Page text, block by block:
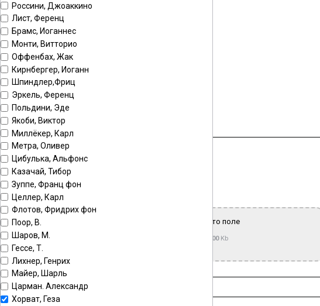
Россини, Джоаккино
Лист, Ференц
Брамс, Иоганнес
Монти, Витторио
Оффенбах, Жак
Кирнбергер, Иоганн
Шпиндлер,Фриц
Эркель, Ференц
Польдини, Эде
Якоби, Виктор
Миллёкер, Карл
Метра, Оливер
Цибулька, Альфонс
Казачай, Тибор
Зуппе, Франц фон
Целлер, Карл
Флотов, Фридрих фон
Поор, В.
Шаров, М.
Гессе, Т.
Лихнер, Генрих
Майер, Шарль
Царман. Александр
Хорват, Геза
Стандартный загрузчик
Выберите или перетащите файл в это поле
15000Kb